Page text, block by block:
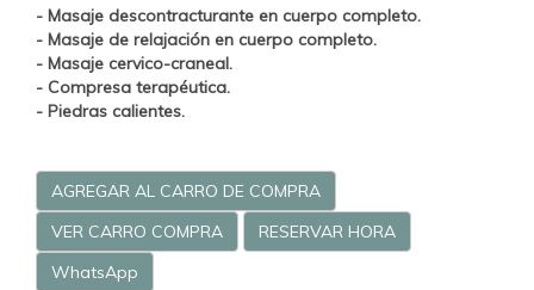
- Masaje descontracturante en cuerpo completo.
- Masaje de relajación en cuerpo completo.
- Masaje cervico-craneal.
- Compresa terapéutica.
- Piedras calientes.
AGREGAR AL CARRO DE COMPRA
VER CARRO COMPRA
RESERVAR HORA
WhatsApp